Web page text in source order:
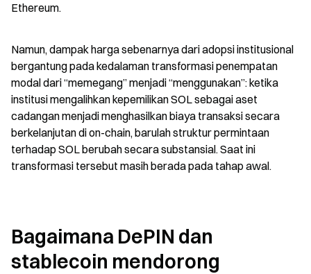
Ethereum.
Namun, dampak harga sebenarnya dari adopsi institusional
bergantung pada kedalaman transformasi penempatan
modal dari “memegang” menjadi “menggunakan”: ketika
institusi mengalihkan kepemilikan SOL sebagai aset
cadangan menjadi menghasilkan biaya transaksi secara
berkelanjutan di on-chain, barulah struktur permintaan
terhadap SOL berubah secara substansial. Saat ini
transformasi tersebut masih berada pada tahap awal.
Bagaimana DePIN dan
stablecoin mendorong